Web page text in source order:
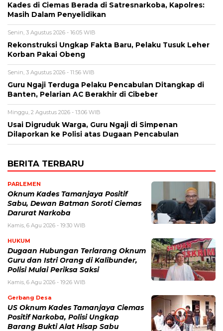
Kades di Ciemas Berada di Satresnarkoba, Kapolres:
Masih Dalam Penyelidikan
Senin, 3 Agustus 2026 - 16:05 WIB
Rekonstruksi Ungkap Fakta Baru, Pelaku Tusuk Leher
Korban Pakai Obeng
Senin, 3 Agustus 2026 - 11:56 WIB
Guru Ngaji Terduga Pelaku Pencabulan Ditangkap di
Banten, Pelarian AC Berakhir di Cibeber
Minggu, 2 Agustus 2026 - 13:06 WIB
Usai Digruduk Warga, Guru Ngaji di Simpenan
Dilaporkan ke Polisi atas Dugaan Pencabulan
BERITA TERBARU
PARLEMEN
Oknum Kades Tamanjaya Positif
Sabu, Dewan Batman Soroti Ciemas
Darurat Narkoba
Kamis, 6 Agu 2026 - 19:30 WIB
HUKUM
Dugaan Hubungan Terlarang Oknum
Guru dan Istri Orang di Kalibunder,
Polisi Mulai Periksa Saksi
Kamis, 6 Agu 2026 - 19:26 WIB
Gerbang Desa
US Oknum Kades Tamanjaya Ciemas
Positif Narkoba, Polisi Ungkap
Barang Bukti Alat Hisap Sabu